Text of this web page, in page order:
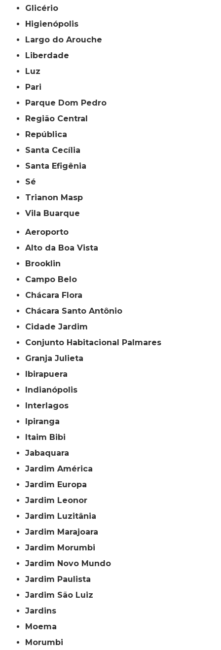
Glicério
Higienópolis
Largo do Arouche
Liberdade
Luz
Pari
Parque Dom Pedro
Região Central
República
Santa Cecília
Santa Efigênia
Sé
Trianon Masp
Vila Buarque
Aeroporto
Alto da Boa Vista
Brooklin
Campo Belo
Chácara Flora
Chácara Santo Antônio
Cidade Jardim
Conjunto Habitacional Palmares
Granja Julieta
Ibirapuera
Indianópolis
Interlagos
Ipiranga
Itaim Bibi
Jabaquara
Jardim América
Jardim Europa
Jardim Leonor
Jardim Luzitânia
Jardim Marajoara
Jardim Morumbi
Jardim Novo Mundo
Jardim Paulista
Jardim São Luiz
Jardins
Moema
Morumbi